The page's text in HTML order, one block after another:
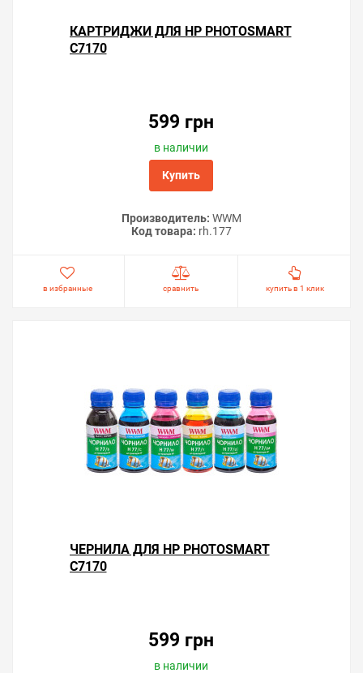
КАРТРИДЖИ ДЛЯ HP PHOTOSMART
C7170
599 грн
в наличии
Купить
Производитель: WWM
Код товара: rh.177
в избранные сравнить купить в 1 клик
ЧЕРНИЛА ДЛЯ HP PHOTOSMART
C7170
599 грн
в наличии